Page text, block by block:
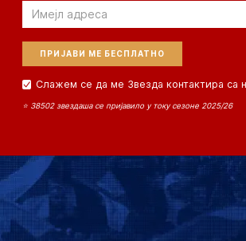
Email
Слажем се да ме Звезда контактира са
⭐ 38502 звездаша се пријавило у току сезоне 2025/26